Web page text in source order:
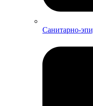
Санитарно-